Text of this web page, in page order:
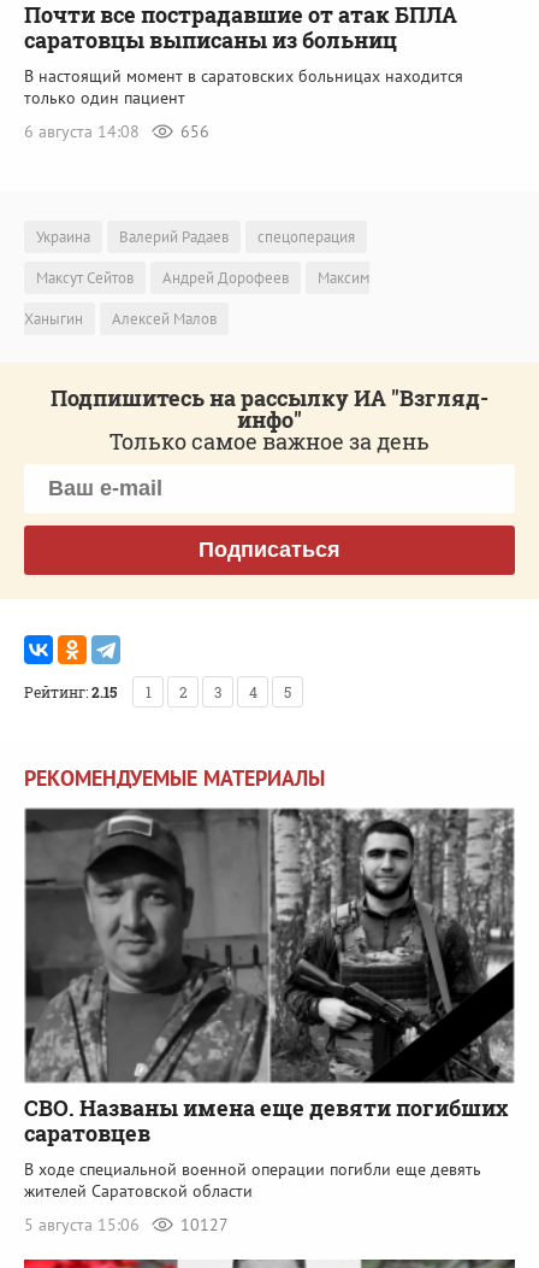
Почти все пострадавшие от атак БПЛА
саратовцы выписаны из больниц
В настоящий момент в саратовских больницах находится
только один пациент
6 августа 14:08
656
Украина Валерий Радаев
спецоперация
Максут Сейтов
Андрей Дорофеев
Максим
Ханыгин
Алексей Малов
Подпишитесь на рассылку ИА "Взгляд-
инфо"
Только самое важное за день
Подписаться
Рейтинг:2.15 1 2 3 4 5
РЕКОМЕНДУЕМЫЕ МАТЕРИАЛЫ
СВО. Названы имена еще девяти погибших
саратовцев
В ходе специальной военной операции погибли еще девять
жителей Саратовской области
5 августа 15:06
10127